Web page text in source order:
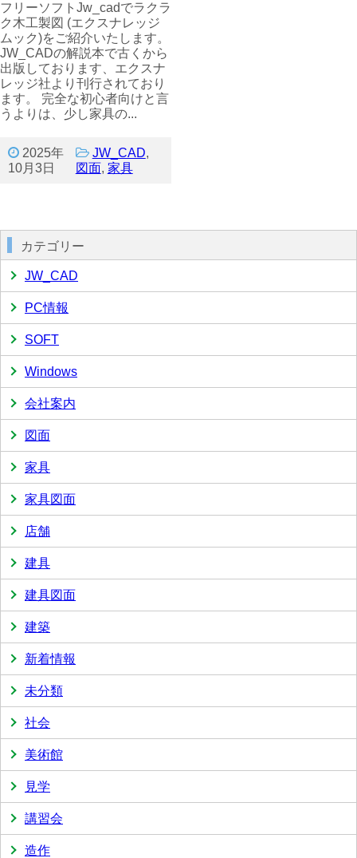
フリーソフトJw_cadでラクラ
ク木工製図 (エクスナレッジ
ムック)をご紹介いたします。
JW_CADの解説本で古くから
出版しております、エクスナ
レッジ社より刊行されており
ます。 完全な初心者向けと言
うよりは、少し家具の...
2025年
10月3日
JW_CAD,
図面, 家具
カテゴリー
JW_CAD
PC情報
SOFT
Windows
会社案内
図面
家具
家具図面
店舗
建具
建具図面
建築
新着情報
未分類
社会
美術館
見学
講習会
造作